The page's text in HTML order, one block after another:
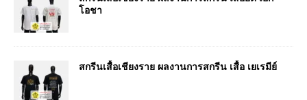
โอชา
สกรีนเสื้อเชียงราย ผลงานการสกรีน เสื้อ เยเรมีย์